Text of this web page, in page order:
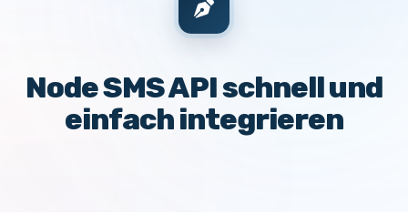
Node SMS API schnell und
einfach integrieren